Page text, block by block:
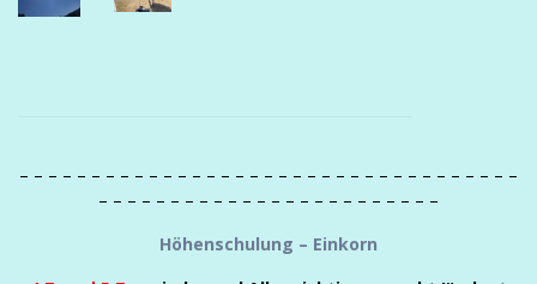
– – – – – – – – – – – – – – – – – – – – – – – – – – – – – – – – – – –
– – – – – – – – – – – – – – – – – – – – – – – –
Höhenschulung – Einkorn